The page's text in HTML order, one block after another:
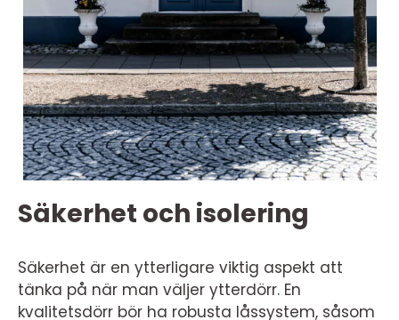
Säkerhet och isolering
Säkerhet är en ytterligare viktig aspekt att
tänka på när man väljer ytterdörr. En
kvalitetsdörr bör ha robusta låssystem, såsom